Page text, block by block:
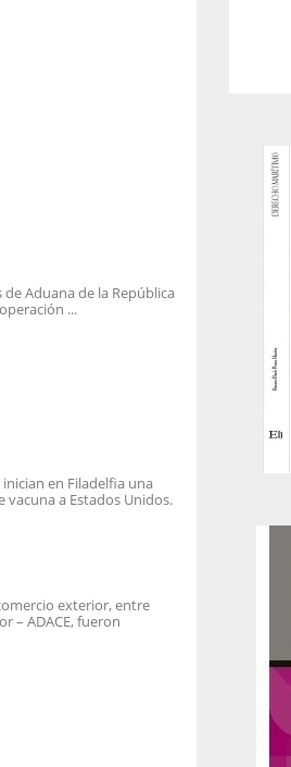
Aduana de la República
...
en Filadelfia una
vacuna a Estados Unidos.
exterior, entre
– ADACE, fueron